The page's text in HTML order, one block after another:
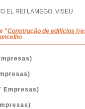
EL REI LAMEGO, VISEU
"Construção de edifícios
Empresas)